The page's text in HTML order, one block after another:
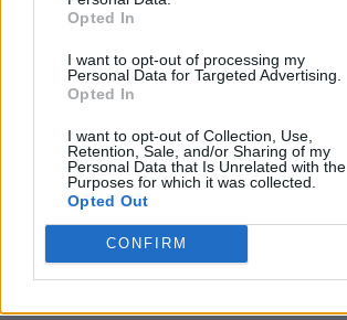
Opted In
I want to opt-out of processing my
Personal Data for Targeted Advertising.
Opted In
I want to opt-out of Collection, Use,
Retention, Sale, and/or Sharing of my
Personal Data that Is Unrelated with the
Purposes for which it was collected.
Opted Out
CONFIRM
PUSL (D. Voiculescu)
PNȚCD (Pavelescu)
PNCR (Terheș)
FAR (Coarnă)
România pe Primul Loc (Ponta)
Altul